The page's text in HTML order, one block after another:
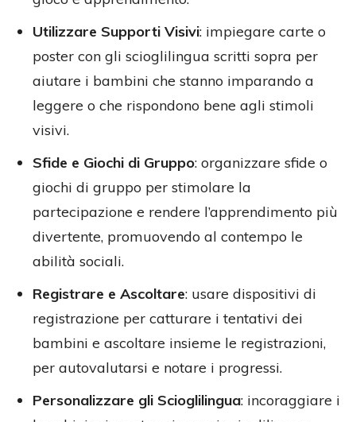
Utilizzare Supporti Visivi: impiegare carte o
poster con gli scioglilingua scritti sopra per
aiutare i bambini che stanno imparando a
leggere o che rispondono bene agli stimoli
visivi.
Sfide e Giochi di Gruppo: organizzare sfide o
giochi di gruppo per stimolare la
partecipazione e rendere l’apprendimento più
divertente, promuovendo al contempo le
abilità sociali.
Registrare e Ascoltare: usare dispositivi di
registrazione per catturare i tentativi dei
bambini e ascoltare insieme le registrazioni,
per autovalutarsi e notare i progressi.
Personalizzare gli Scioglilingua: incoraggiare i